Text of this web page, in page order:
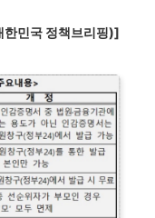
한민국 정책브리핑)]